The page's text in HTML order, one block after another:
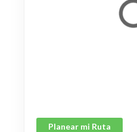
Planear mi Ruta